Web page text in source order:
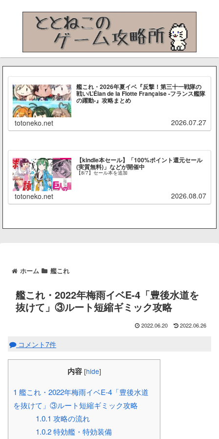
艦これ・2026年夏イベ『反撃！第三十一戦隊の
戦い/L’Élan de la Flotte Française -フランス艦隊
の躍動-』攻略まとめ
totoneko.net 2026.07.27
【kindle本セール】「100%ポイント還元セール
(実質無料)」などが開催中
【8/7】セール本を追加
totoneko.net 2026.08.07
ホーム 艦これ
艦これ・2022年梅雨イベE-4「豊後水道を
抜けて」③ルート短縮ギミック攻略
2022.06.20 2022.06.26
コメント7件
内容 [hide]
1 艦これ・2022年梅雨イベE-4「豊後水道
を抜けて」③ルート短縮ギミック攻略
1.0.1 攻略の流れ
1.0.2特効艦・特効装備